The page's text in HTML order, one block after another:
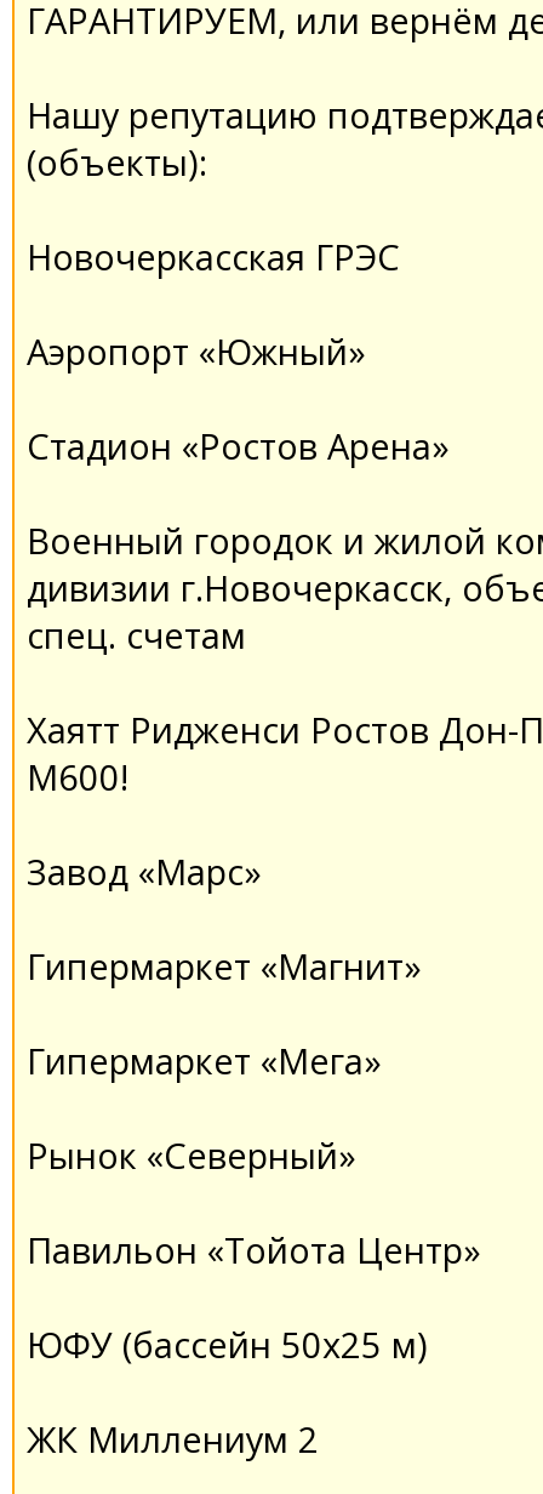
ГАРАНТИРУЕМ, или вернём
Нашу репутацию
(объекты):
Новочеркасская ГРЭС
Аэропорт «Южный»
Стадион «Ростов Арена»
Военный городок и жилой
дивизии г.Новочеркасск,
спец. счетам
Хаятт Ридженси Ростов Дон-
М600!
Завод «Марс»
Гипермаркет «Магнит»
Гипермаркет «Мега»
Рынок «Северный»
Павильон «Тойота Центр»
ЮФУ (бассейн 50х25 м)
ЖК Миллениум 2